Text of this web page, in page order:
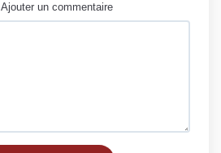
Ajouter un commentaire